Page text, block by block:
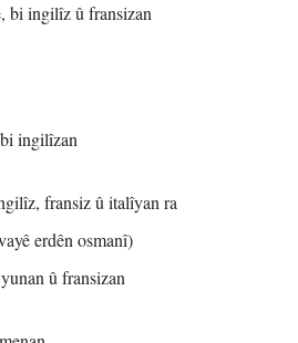
bi ingilîz û fransizan
ingilîzan
fransiz û italîyan ra
erdên osmanî)
û fransizan